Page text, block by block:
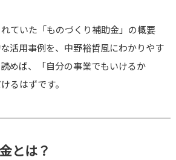
ていた「ものづくり補助金」の概要
活用事例を、中野裕哲風にわかりやす
めば、「自分の事業でもいけるか
るはずです。
とは？